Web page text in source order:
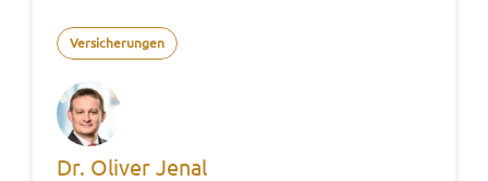
Versicherungen
Dr. Oliver Jenal